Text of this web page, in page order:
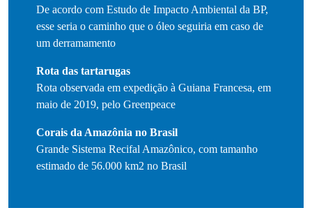
De acordo com Estudo de Impacto Ambiental da BP,
esse seria o caminho que o óleo seguiria em caso de
um derramamento
Rota das tartarugas
Rota observada em expedição à Guiana Francesa, em
maio de 2019, pelo Greenpeace
Corais da Amazônia no Brasil
Grande Sistema Recifal Amazônico, com tamanho
estimado de 56.000 km2 no Brasil